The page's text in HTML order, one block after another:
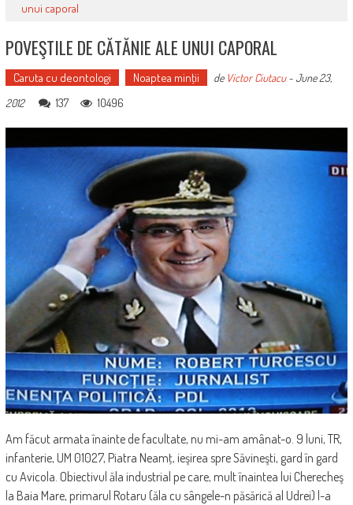
unui caporal
POVEŞTILE DE CĂTĂNIE ALE UNUI CAPORAL
Caruta cu deontologi Noaptea minţii de Victor Ciutacu-June 23,
2012
137 10496
Am făcut armata înainte de facultate, nu mi-am amânat-o. 9 luni, TR,
infanterie, UM 01027, Piatra Neamţ, ieşirea spre Săvineşti, gard în gard
cu Avicola. Obiectivul ăla industrial pe care, mult înaintea lui Cherecheş
la Baia Mare, primarul Rotaru (ăla cu sângele-n păsărică al Udrei) l-a